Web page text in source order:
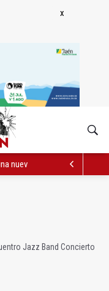
nueva jornada de Orgullo
Jazz Band Concierto